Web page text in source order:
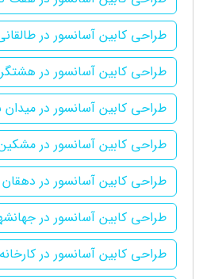
طراحی کابین آسانسور در
طراحی کابین آسانسور در
طراحی کابین آسانسور در میدان
طراحی کابین آسانسور در
طراحی کابین آسانسور در دهقان
طراحی کابین آسانسور در
طراحی کابین آسانسور در